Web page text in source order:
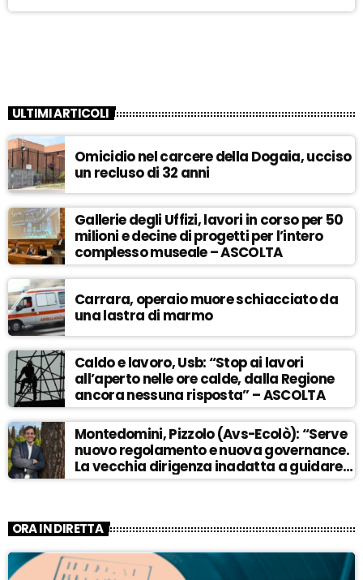
ULTIMI ARTICOLI
Omicidio nel carcere della Dogaia, ucciso
un recluso di 32 anni
Gallerie degli Uffizi, lavori in corso per 50
milioni e decine di progetti per l’intero
complesso museale – ASCOLTA
Carrara, operaio muore schiacciato da
una lastra di marmo
Caldo e lavoro, Usb: “Stop ai lavori
all’aperto nelle ore calde, dalla Regione
ancora nessuna risposta” – ASCOLTA
Montedomini, Pizzolo (Avs-Ecolò): “Serve
nuovo regolamento e nuova governance.
La vecchia dirigenza inadatta a guidare
la svolta” – ASCOLTA
ORA IN DIRETTA